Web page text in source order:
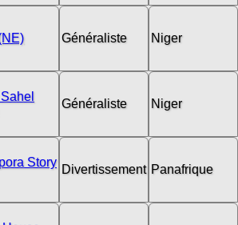
Généraliste Niger
Généraliste Niger
Story
Divertissement Panafrique